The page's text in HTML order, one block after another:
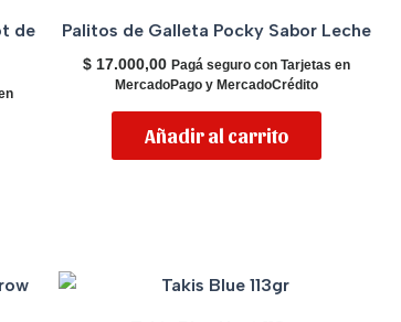
de
Palitos de Galleta Pocky Sabor Leche
$17.000,00 Pagá seguro con Tarjetas en
MercadoPago y MercadoCrédito
Añadir al carrito